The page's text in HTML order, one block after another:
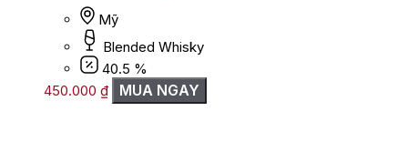
Mỹ
Blended Whisky
40.5 %
450.000 ₫ MUA NGAY